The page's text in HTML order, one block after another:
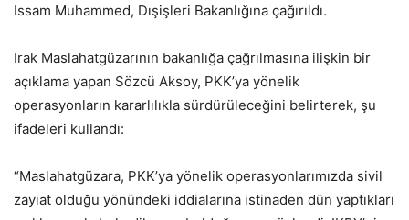
Issam Muhammed, Dışişleri Bakanlığına çağırıldı.
Irak Maslahatgüzarının bakanlığa çağrılmasına ilişkin bir
açıklama yapan Sözcü Aksoy, PKK’ya yönelik
operasyonların kararlılıkla sürdürüleceğini belirterek, şu
ifadeleri kullandı:
“Maslahatgüzara, PKK’ya yönelik operasyonlarımızda sivil
zayiat olduğu yönündeki iddialarına istinaden dün yaptıkları